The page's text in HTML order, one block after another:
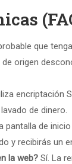
que
origen
encriptación
de dinero.
pantalla de
y recibirás un
la web? Sí. La